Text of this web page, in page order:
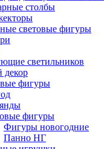
столбы
световые фигуры
светильников
декор
фигуры
фигуры
Фигуры новогодние
Панно НГ